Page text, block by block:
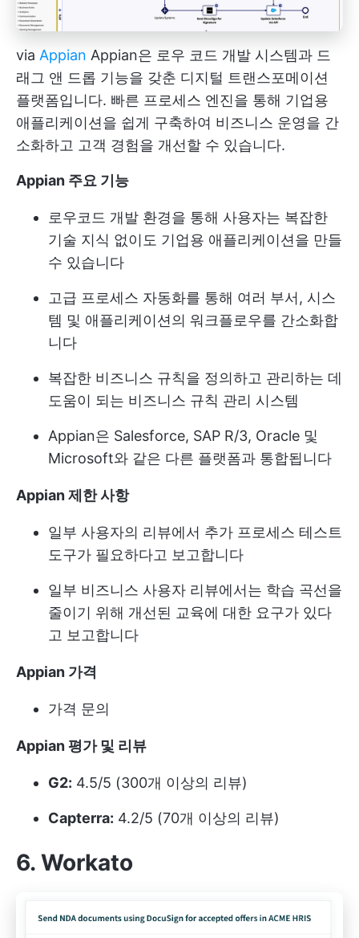
via Appian Appian은 로우 코드 개발 시스템과 드
래그 앤 드롭 기능을 갖춘 디지털 트랜스포메이션
플랫폼입니다. 빠른 프로세스 엔진을 통해 기업용
애플리케이션을 쉽게 구축하여 비즈니스 운영을 간
소화하고 고객 경험을 개선할 수 있습니다.
Appian 주요 기능
로우코드 개발 환경을 통해 사용자는 복잡한
기술 지식 없이도 기업용 애플리케이션을 만들
수 있습니다
고급 프로세스 자동화를 통해 여러 부서, 시스
템 및 애플리케이션의 워크플로우를 간소화합
니다
복잡한 비즈니스 규칙을 정의하고 관리하는 데
도움이 되는 비즈니스 규칙 관리 시스템
Appian은 Salesforce, SAP R/3, Oracle 및
Microsoft와 같은 다른 플랫폼과 통합됩니다
Appian 제한 사항
일부 사용자의 리뷰에서 추가 프로세스 테스트
도구가 필요하다고 보고합니다
일부 비즈니스 사용자 리뷰에서는 학습 곡선을
줄이기 위해 개선된 교육에 대한 요구가 있다
고 보고합니다
Appian 가격
가격 문의
Appian 평가 및 리뷰
G2: 4.5/5 (300개 이상의 리뷰)
Capterra: 4.2/5 (70개 이상의 리뷰)
6. Workato